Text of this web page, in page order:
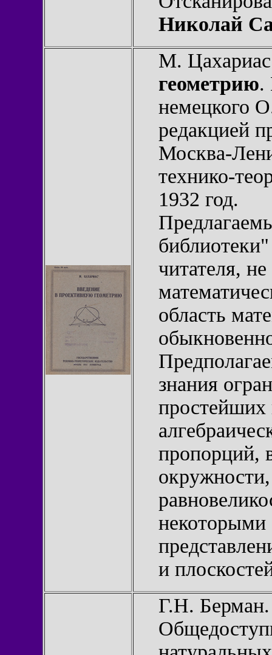
Николай
М.
геометрию.
немецкого
редакцией
Москва-
технико-
1932 год.
читателя,
область
знания
простейших
пропорций,
некоторыми
и
Г.Н.